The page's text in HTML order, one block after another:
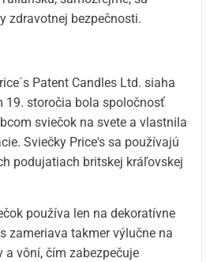
zdravotnej bezpečnosti.
Patent Candles Ltd. siaha
19. storočia bola spoločnosť
sviečok na svete a vlastnila
Sviečky Price's sa používajú
podujatiach britskej kráľovskej
používa len na dekoratívne
zameriava takmer výlučne na
a vôní, čím zabezpečuje